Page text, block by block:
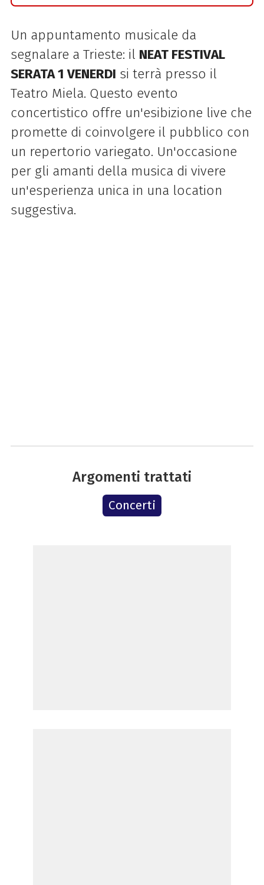
Un appuntamento musicale da
segnalare a Trieste: il NEAT FESTIVAL
SERATA 1 VENERDI si terrà presso il
Teatro Miela. Questo evento
concertistico offre un'esibizione live che
promette di coinvolgere il pubblico con
un repertorio variegato. Un'occasione
per gli amanti della musica di vivere
un'esperienza unica in una location
suggestiva.
Argomenti trattati
Concerti